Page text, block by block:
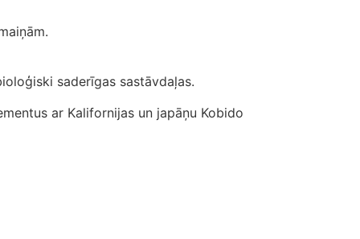
saderīgas sastāvdaļas.
ar Kalifornijas un japāņu Kobido